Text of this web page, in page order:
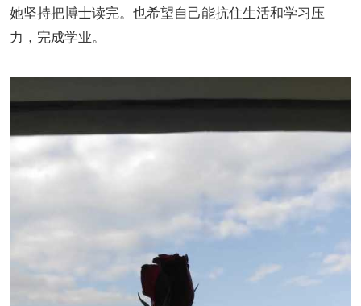
她坚持把博士读完。也希望自己能抗住生活和学习压
力，完成学业。